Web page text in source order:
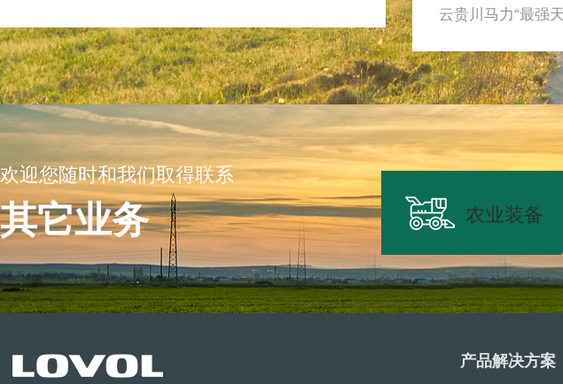
欢迎您随时和我们取得联系
其它业务 农业装备
产品解决方案